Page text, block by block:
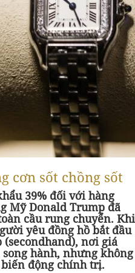
cơn sốt chồng sốt
39% đối với hàng
Mỹ Donald Trump đã
cầu rung chuyển. Khi
yêu đồng hồ bắt đầu
nơi giá
hành, nhưng không
động chính trị.